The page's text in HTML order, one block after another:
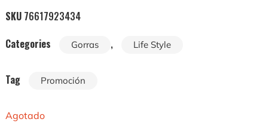
SKU 76617923434
Categories
Gorras , Life Style
Tag Promoción
Agotado